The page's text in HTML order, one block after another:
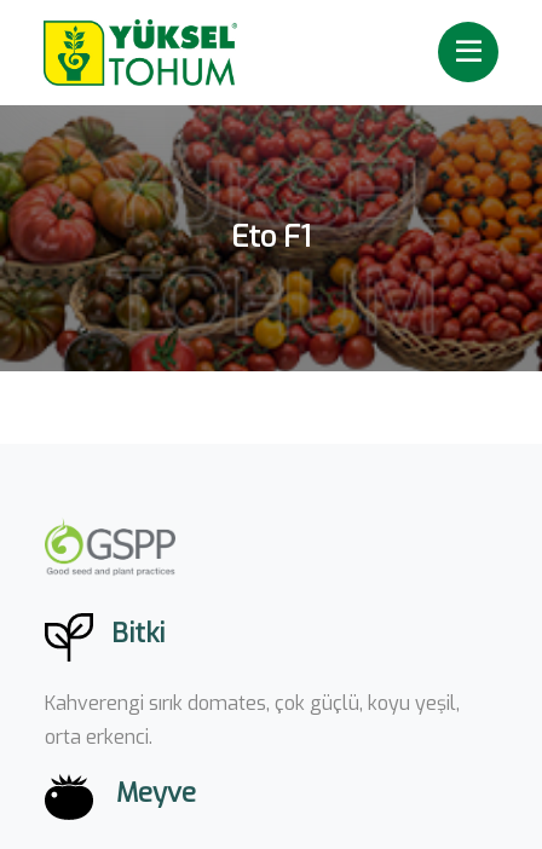
Eto F1
Bitki
Kahverengi sırık domates, çok güçlü, koyu yeşil,
orta erkenci.
Meyve